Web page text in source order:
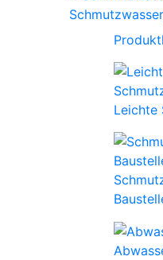
Leichte